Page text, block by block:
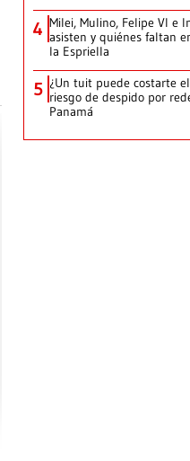
4 Milei, Mulino, Felipe VI e
asisten y quiénes faltan
la Espriella
5 ¿Un tuit puede costarte
riesgo de despido por
Panamá